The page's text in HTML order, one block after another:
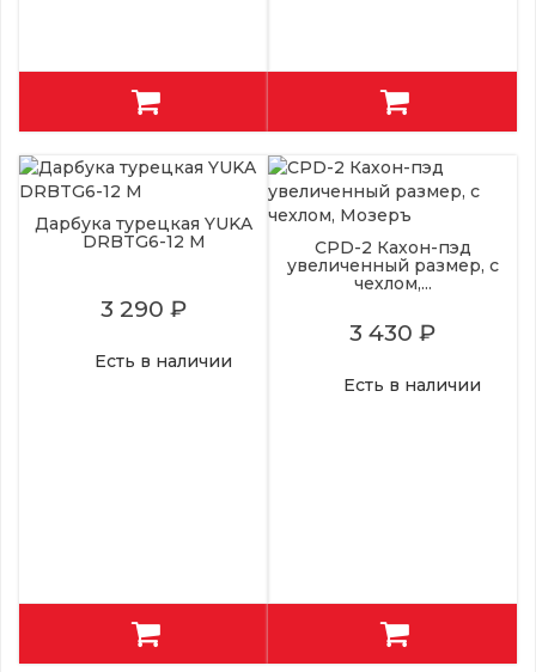
Дарбука турецкая YUKA
DRBTG6-12 M
3 290 ₽
Есть в наличии
CPD-2 Кахон-пэд
увеличенный размер, с
чехлом,...
3 430 ₽
Есть в наличии